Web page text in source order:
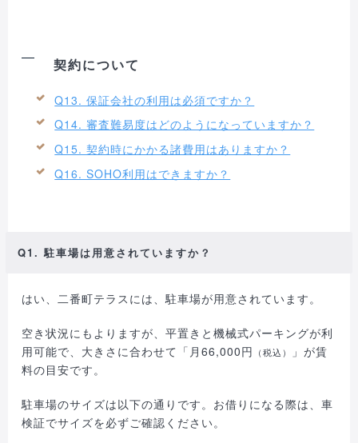
契約について
Q13. 保証会社の利用は必須ですか？
Q14. 審査難易度はどのようになっていますか？
Q15. 契約時にかかる諸費用はありますか？
Q16. SOHO利用はできますか？
Q1. 駐車場は用意されていますか？
はい、二番町テラスには、駐車場が用意されています。
空き状況にもよりますが、平置きと機械式パーキングが利
用可能で、大きさに合わせて「月66,000円 （税込）
」が賃
料の目安です。
駐車場のサイズは以下の通りです。お借りになる際は、車
検証でサイズを必ずご確認ください。